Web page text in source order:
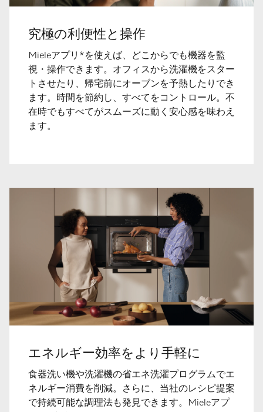
究極の利便性と操作
Mieleアプリ*を使えば、どこからでも機器を監
視・操作できます。オフィスから洗濯機をスター
トさせたり、帰宅前にオーブンを予熱したりでき
ます。時間を節約し、すべてをコントロール。不
在時でもすべてがスムーズに動く安心感を味わえ
ます。
エネルギー効率をより手軽に
食器洗い機や洗濯機の省エネ洗濯プログラムでエ
ネルギー消費を削減。さらに、当社のレシピ提案
で持続可能な調理法も発見できます。Mieleアプ